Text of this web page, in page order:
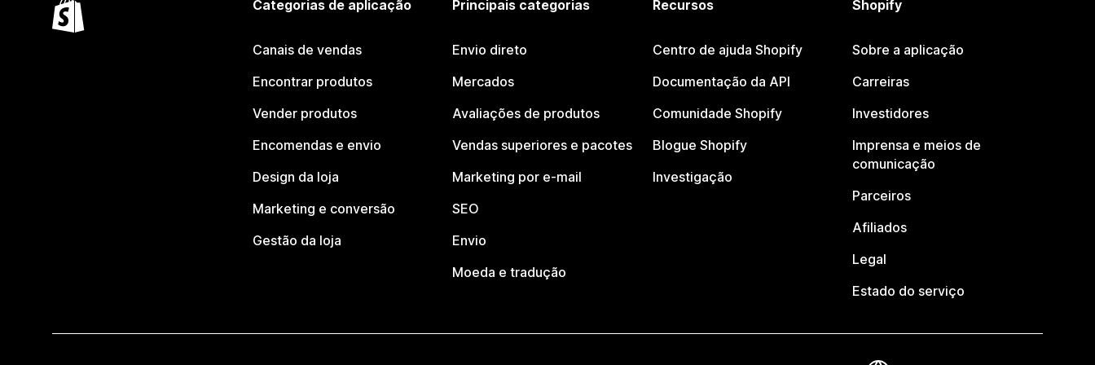
Categorias de aplicação
Canais de vendas
Encontrar produtos
Vender produtos
Encomendas e envio
Design da loja
Marketing e conversão
Gestão da loja
Principais categorias
Envio direto
Mercados
Avaliações de produtos
Vendas superiores e pacotes
Marketing por e-mail
SEO
Envio
Moeda e tradução
Recursos
Centro de ajuda Shopify
Documentação da API
Comunidade Shopify
Blogue Shopify
Investigação
Shopify
Sobre a aplicação
Carreiras
Investidores
Imprensa e meios de
comunicação
Parceiros
Afiliados
Legal
Estado do serviço